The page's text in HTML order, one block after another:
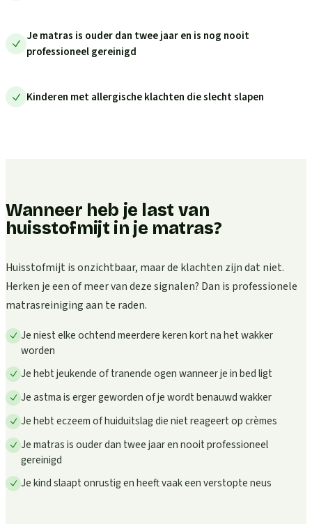
Je matras is ouder dan twee jaar en is nog nooit
professioneel gereinigd
Kinderen met allergische klachten die slecht slapen
Wanneer heb je last van
huisstofmijt in je matras?
Huisstofmijt is onzichtbaar, maar de klachten zijn dat niet.
Herken je een of meer van deze signalen? Dan is professionele
matrasreiniging aan te raden.
Je niest elke ochtend meerdere keren kort na het wakker
worden
Je hebt jeukende of tranende ogen wanneer je in bed ligt
Je astma is erger geworden of je wordt benauwd wakker
Je hebt eczeem of huiduitslag die niet reageert op crèmes
Je matras is ouder dan twee jaar en nooit professioneel
gereinigd
Je kind slaapt onrustig en heeft vaak een verstopte neus